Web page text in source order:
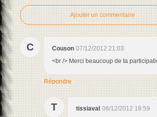
Ajouter un commentaire
C Couson 07/12/2012 21:03
<br /> Merci beaucoup de ta
Répondre
T tissiaval 08/12/2012 18:59